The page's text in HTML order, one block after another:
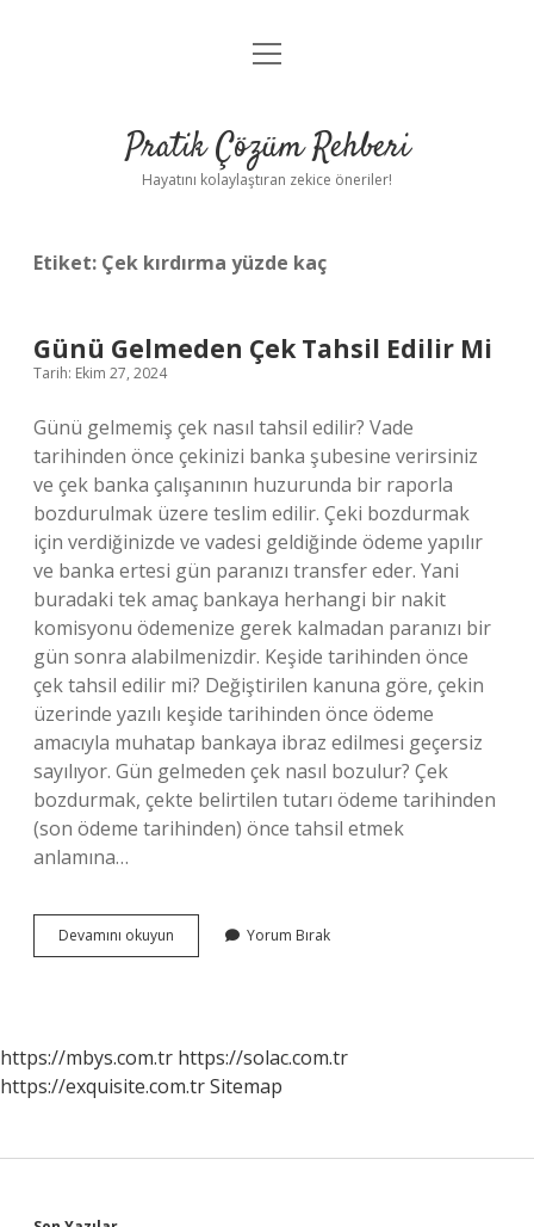
Anasayfa
Yasal Uyarı
menüyü
Pratik Çözüm Rehberi
Hayatını kolaylaştıran zekice öneriler!
Etiket: Çek kırdırma yüzde kaç
Günü Gelmeden Çek Tahsil Edilir Mi
Tarih: Ekim 27, 2024
Günü gelmemiş çek nasıl tahsil edilir? Vade
tarihinden önce çekinizi banka şubesine verirsiniz
ve çek banka çalışanının huzurunda bir raporla
bozdurulmak üzere teslim edilir. Çeki bozdurmak
için verdiğinizde ve vadesi geldiğinde ödeme yapılır
ve banka ertesi gün paranızı transfer eder. Yani
buradaki tek amaç bankaya herhangi bir nakit
komisyonu ödemenize gerek kalmadan paranızı bir
gün sonra alabilmenizdir. Keşide tarihinden önce
çek tahsil edilir mi? Değiştirilen kanuna göre, çekin
üzerinde yazılı keşide tarihinden önce ödeme
amacıyla muhatap bankaya ibraz edilmesi geçersiz
sayılıyor. Gün gelmeden çek nasıl bozulur? Çek
bozdurmak, çekte belirtilen tutarı ödeme tarihinden
(son ödeme tarihinden) önce tahsil etmek
anlamına…
Devamını okuyun
Gelmeden
Yorum Bırak
https://mbys.com.tr https://solac.com.tr
https://exquisite.com.trSitemap